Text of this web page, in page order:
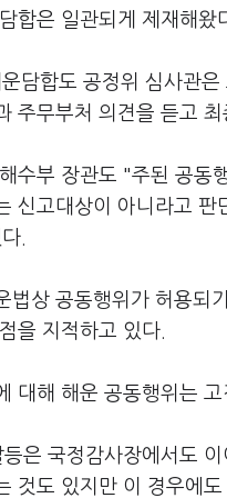
합은 일관되게 제재해왔
담합도 공정위 심사관
주무부처 의견을 듣고
수부 장관도 "주된 공동
신고대상이 아니라고
.
법상 공동행위가 허용되
을 지적하고 있다.
대해 해운 공동행위는
은 국정감사장에서도
것도 있지만 이 경우에